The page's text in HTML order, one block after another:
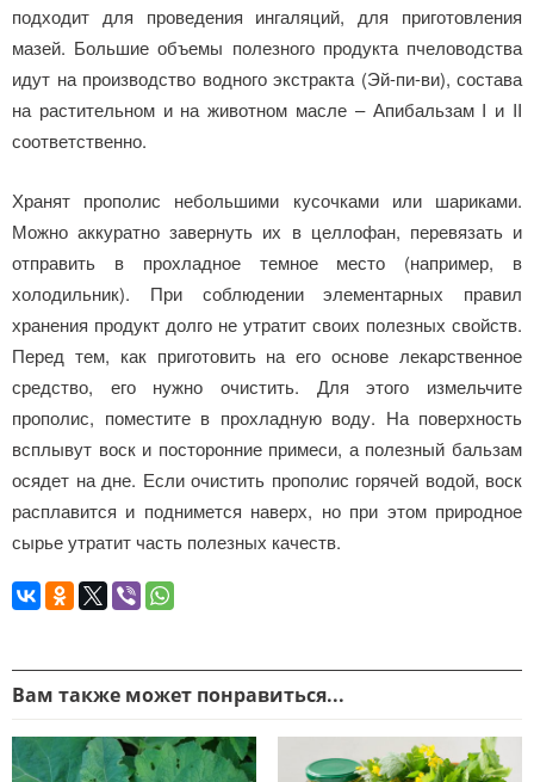
подходит для проведения ингаляций, для приготовления
мазей. Большие объемы полезного продукта пчеловодства
идут на производство водного экстракта (Эй-пи-ви), состава
на растительном и на животном масле – Апибальзам I и II
соответственно.
Хранят прополис небольшими кусочками или шариками.
Можно аккуратно завернуть их в целлофан, перевязать и
отправить в прохладное темное место (например, в
холодильник). При соблюдении элементарных правил
хранения продукт долго не утратит своих полезных свойств.
Перед тем, как приготовить на его основе лекарственное
средство, его нужно очистить. Для этого измельчите
прополис, поместите в прохладную воду. На поверхность
всплывут воск и посторонние примеси, а полезный бальзам
осядет на дне. Если очистить прополис горячей водой, воск
расплавится и поднимется наверх, но при этом природное
сырье утратит часть полезных качеств.
Вам также может понравиться...